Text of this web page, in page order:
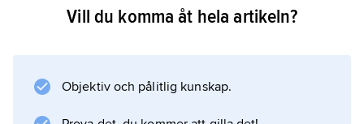
annan berörd kan få en dom eller ett
beslut omprövat i högre instans.
tidsfrist, t.ex. inom tre veckor, varefter
Vill du komma åt hela artikeln?
Objektiv och pålitlig kunskap.